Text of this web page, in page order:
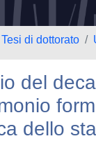
Tesi di dottorato
del
dello